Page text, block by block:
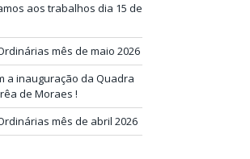
aos trabalhos dia 15 de
mês de maio 2026
a inauguração da Quadra
de Moraes !
mês de abril 2026